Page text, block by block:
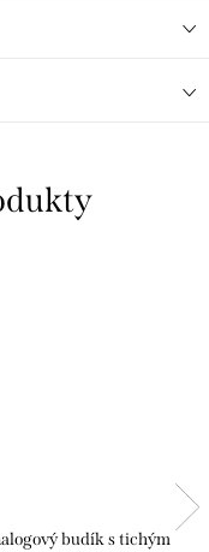
budík s tichým